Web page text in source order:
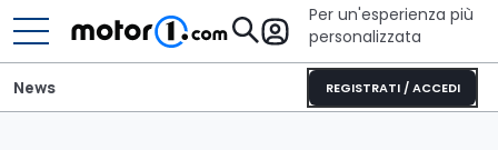
Per un'esperienza più
personalizzata
REGISTRATI / ACCEDI
News